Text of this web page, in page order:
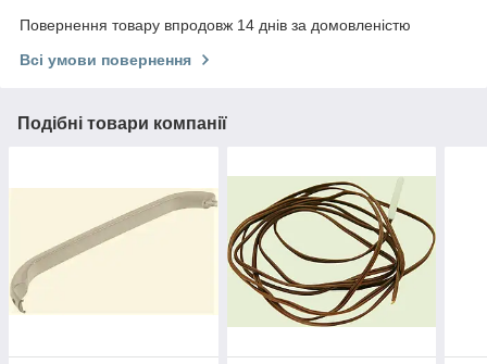
Повернення товару впродовж 14 днів за домовленістю
Всі умови повернення
Подібні товари компанії